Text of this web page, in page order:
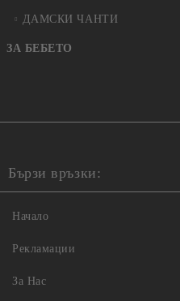
ДАМСКИ ЧАНТИ
ЗА БЕБЕТО
Бързи връзки:
Начало
Рекламации
За Нас